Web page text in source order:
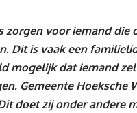
zorgen voor iemand
Dit is vaak een
mogelijk dat iemand
Gemeente Hoeksche
doet zij onder andere